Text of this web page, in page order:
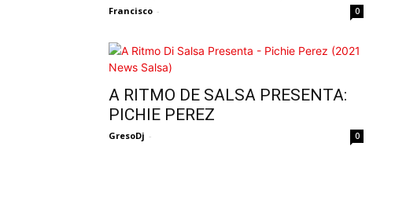
Francisco - 0
A RITMO DE SALSA PRESENTA:
PICHIE PEREZ
GresoDj - 0